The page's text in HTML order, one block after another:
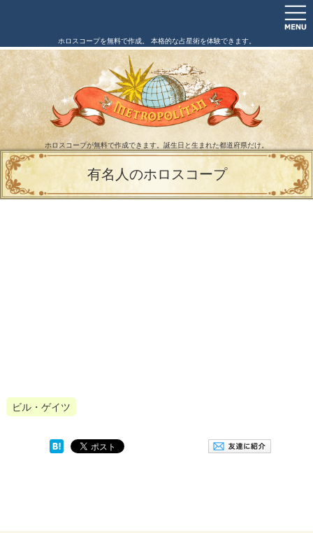
ホロスコープを無料で作成。 本格的な占星術を体験できます。
ホロスコープが無料で作成できます。誕生日と生まれた都道府県だけ。
有名人のホロスコープ
ビル・ゲイツ